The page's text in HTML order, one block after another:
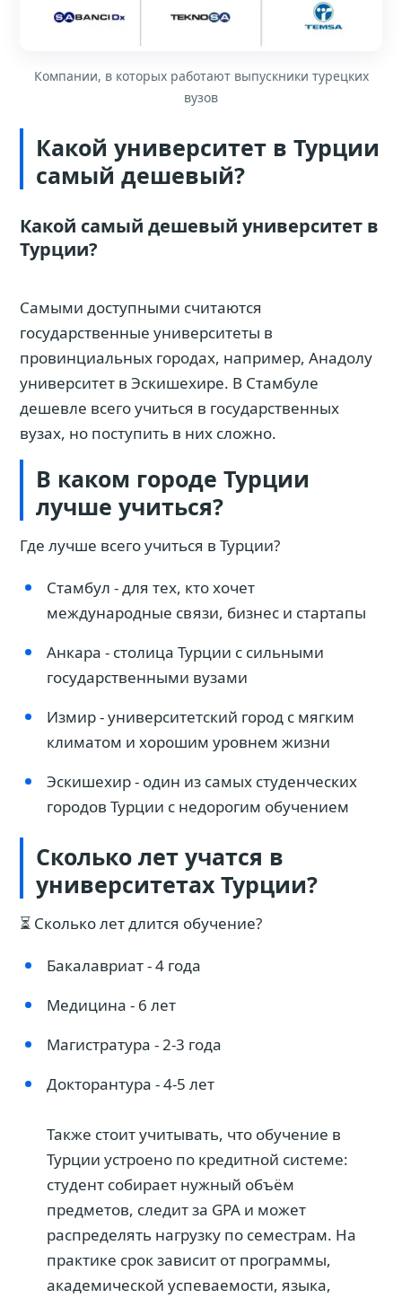
Компании, в которых работают выпускники турецких
вузов
Какой университет в Турции
самый дешевый?
Какой самый дешевый университет в
Турции?
Самыми доступными считаются
государственные университеты в
провинциальных городах, например, Анадолу
университет в Эскишехире. В Стамбуле
дешевле всего учиться в государственных
вузах, но поступить в них сложно.
В каком городе Турции
лучше учиться?
Где лучше всего учиться в Турции?
Стамбул - для тех, кто хочет
международные связи, бизнес и стартапы
Анкара - столица Турции с сильными
государственными вузами
Измир - университетский город с мягким
климатом и хорошим уровнем жизни
Эскишехир - один из самых студенческих
городов Турции с недорогим обучением
Сколько лет учатся в
университетах Турции?
⏳ Сколько лет длится обучение?
Бакалавриат - 4 года
Медицина - 6 лет
Магистратура - 2-3 года
Докторантура - 4-5 лет
Также стоит учитывать, что обучение в
Турции устроено по кредитной системе:
студент собирает нужный объём
предметов, следит за GPA и может
распределять нагрузку по семестрам. На
практике срок зависит от программы,
академической успеваемости, языка,